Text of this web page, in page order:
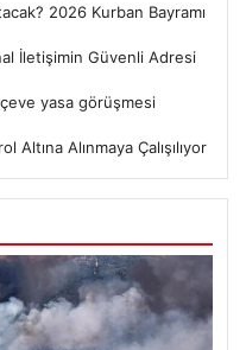
2026 Kurban Bayramı
İletişimin Güvenli Adresi
yasa görüşmesi
Altına Alınmaya Çalışılıyor